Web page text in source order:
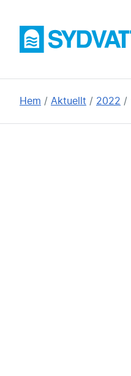
huvudinnehållet
Sydvatten
Du
Hem Aktuellt 2022